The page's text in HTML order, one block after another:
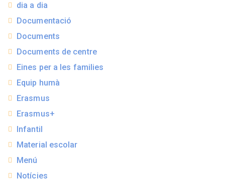
dia a dia
Documentació
Documents
Documents de centre
Eines per a les families
Equip humà
Erasmus
Erasmus+
Infantil
Material escolar
Menú
Notícies